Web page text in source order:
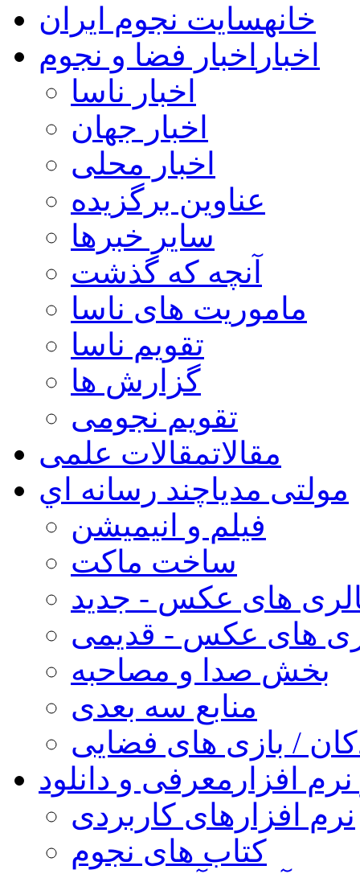
خانهسایت نجوم ایران
اخبار اخبار فضا و نجوم
اخبار ناسا
اخبار جهان
اخبار محلی
عناوین برگزیده
سایر خبرها
آنچه که گذشت
ماموریت های ناسا
تقویم ناسا
گزارش ها
تقویم نجومی
مقالاتمقالات علمی
مولتی مدیاچند رسانه اي
فیلم و انیمیشن
ساخت ماکت
های عکس - جدید
های عکس - قدیمی
بخش صدا و مصاحبه
منابع سه بعدی
/ بازی های فضایی
افزار معرفی و دانلود
نرم افزارهای کاربردی
کتاب های نجوم